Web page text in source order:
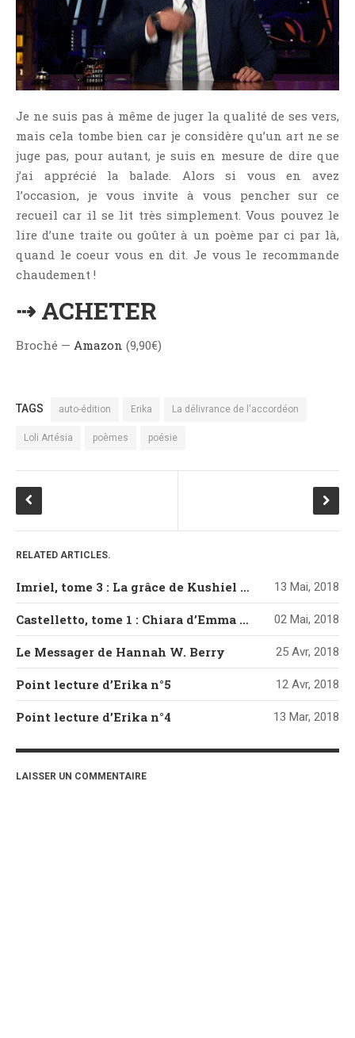
Je ne suis pas à même de juger la qualité de ses vers,
mais cela tombe bien car je considère qu’un art ne se
juge pas, pour autant, je suis en mesure de dire que
j’ai apprécié la balade. Alors si vous en avez
l’occasion, je vous invite à vous pencher sur ce
recueil car il se lit très simplement. Vous pouvez le
lire d’une traite ou goûter à un poème par ci par là,
quand le coeur vous en dit. Je vous le recommande
chaudement !
⇢ ACHETER
Broché — Amazon (9,90€)
TAGS auto-édition Erika La délivrance de l'accordéon
Loli Artésia poèmes poésie
RELATED ARTICLES.
Imriel, tome 3 : La grâce de Kushiel de Jacqueline Carey 13 Mai, 2018
Castelletto, tome 1 : Chiara d’Emma Mars 02 Mai, 2018
Le Messager de Hannah W. Berry 25 Avr, 2018
Point lecture d’Erika n°5 12 Avr, 2018
Point lecture d’Erika n°4 13 Mar, 2018
LAISSER UN COMMENTAIRE